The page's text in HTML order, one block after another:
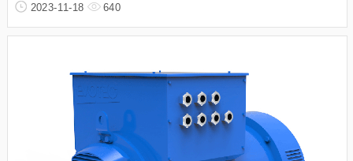
2023-11-18 640